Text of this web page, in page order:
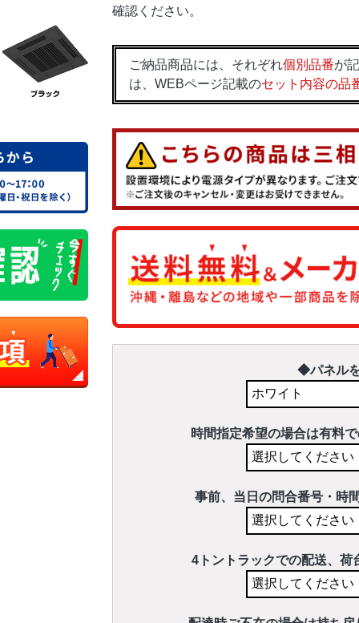
確認ください。
ご納品商品には、それぞれ個別品番が
は、WEBページ記載のセット内容の品
◆パネル
時間指定希望の場合は有料
事前、当日の問合番号・時
4トントラックでの配送、荷